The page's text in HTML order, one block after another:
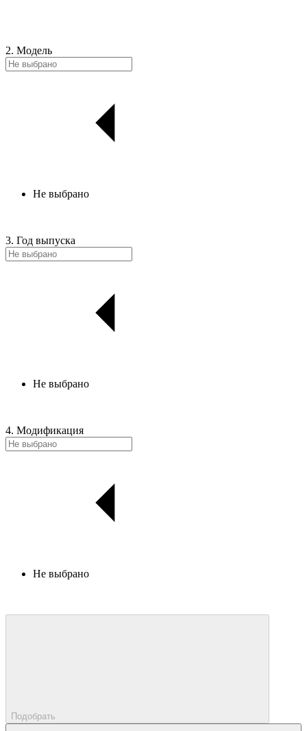
2. Модель
Не выбрано
3. Год выпуска
Не выбрано
4. Модификация
Не выбрано
Подобрать